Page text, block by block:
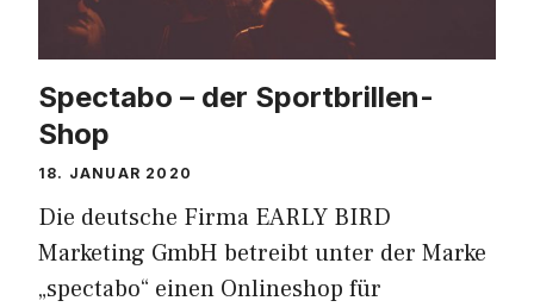
Spectabo – der Sportbrillen-
Shop
18. JANUAR 2020
Die deutsche Firma EARLY BIRD
Marketing GmbH betreibt unter der Marke
„spectabo“ einen Onlineshop für